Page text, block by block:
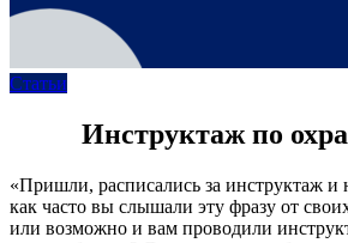
Статьи
Инструктаж по
«Пришли, расписались за инструктаж и
как часто вы слышали эту фразу от
или возможно и вам проводили